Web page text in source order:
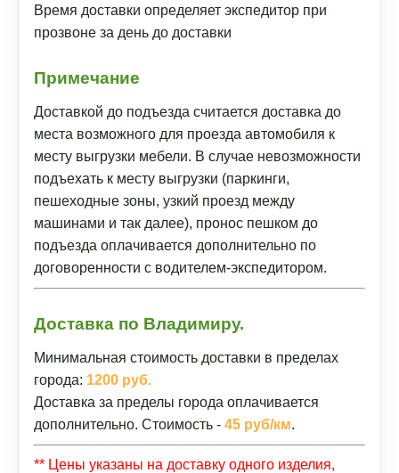
Время доставки определяет экспедитор при
прозвоне за день до доставки
Примечание
Доставкой до подъезда считается доставка до
места возможного для проезда автомобиля к
месту выгрузки мебели. В случае невозможности
подъехать к месту выгрузки (паркинги,
пешеходные зоны, узкий проезд между
машинами и так далее), пронос пешком до
подъезда оплачивается дополнительно по
договоренности с водителем-экспедитором.
Доставка по Владимиру.
Минимальная стоимость доставки в пределах
города: 1200 руб.
Доставка за пределы города оплачивается
дополнительно. Стоимость - 45 руб/км.
** Цены указаны на доставку одного изделия,